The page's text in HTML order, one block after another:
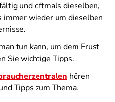
und oftmals dieselben,
immer wieder um dieselben
tun kann, um dem Frust
Sie wichtige Tipps.
hören
Tipps zum Thema.